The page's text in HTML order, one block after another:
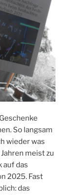
So langsam
wieder was
meist zu
auf das
2025. Fast
das